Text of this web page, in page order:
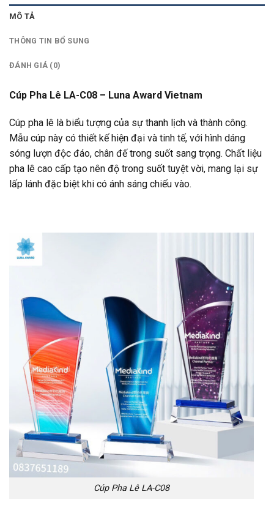
MÔ TẢ
THÔNG TIN BỔ SUNG
ĐÁNH GIÁ (0)
Cúp Pha Lê LA-C08 – Luna Award Vietnam
Cúp pha lê là biểu tượng của sự thanh lịch và thành công.
Mẫu cúp này có thiết kế hiện đại và tinh tế, với hình dáng
sóng lượn độc đáo, chân đế trong suốt sang trọng. Chất liệu
pha lê cao cấp tạo nên độ trong suốt tuyệt vời, mang lại sự
lấp lánh đặc biệt khi có ánh sáng chiếu vào.
Cúp Pha Lê LA-C08